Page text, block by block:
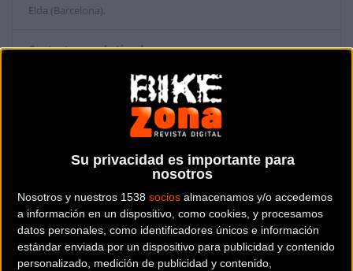
Su privacidad es importante para
nosotros
Nosotros y nuestros 1538 socios almacenamos y/o accedemos
a información en un dispositivo, como cookies, y procesamos
datos personales, como identificadores únicos e información
estándar enviada por un dispositivo para publicidad y contenido
personalizado, medición de publicidad y contenido,
Elda (Barcelona).
Contactar con la tienda
Web y RRSS de la tienda